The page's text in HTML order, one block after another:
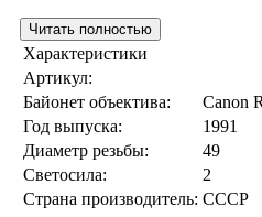
Читать полностью
Характеристики
Артикул:
Байонет объектива:
Canon
Год выпуска:
1991
Диаметр резьбы:
49
Светосила:
2
Страна производитель: СССР